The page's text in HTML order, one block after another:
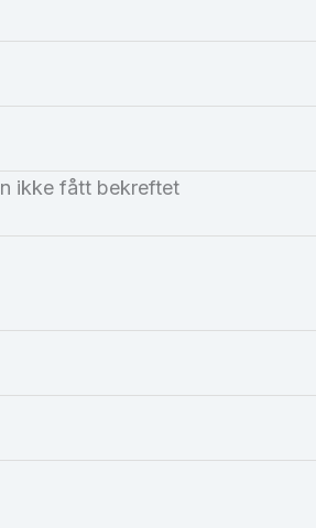
ikke fått bekreftet